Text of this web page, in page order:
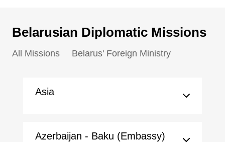
Belarusian Diplomatic Missions
All Missions Belarus' Foreign Ministry
Asia
Azerbaijan - Baku (Embassy)